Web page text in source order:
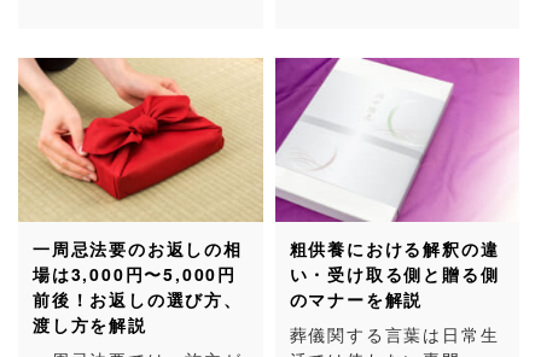
一周忌法要のお返しの相
場は3,000円〜5,000円
前後！お返しの選び方、
渡し方を解説
粗供養における解釈の違
い・受け取る側と贈る側
のマナーを解説
葬儀関する言葉は日常生